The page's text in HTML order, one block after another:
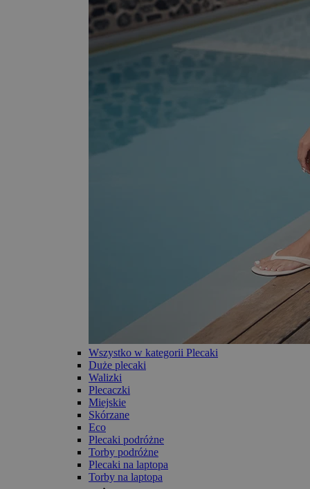
Wszystko w kategorii Plecaki
Duże plecaki
Walizki
Plecaczki
Miejskie
Skórzane
Eco
Plecaki podróżne
Torby podróżne
Plecaki na laptopa
Torby na laptopa